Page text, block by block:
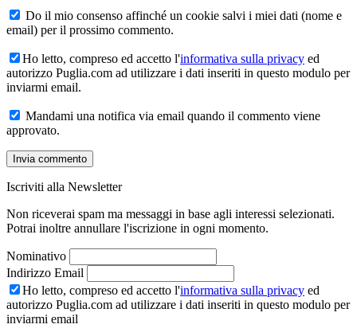
Do il mio consenso affinché un cookie salvi i miei dati (nome e
email) per il prossimo commento.
Ho letto, compreso ed accetto l'informativa sulla privacy ed
autorizzo Puglia.com ad utilizzare i dati inseriti in questo modulo per
inviarmi email.
Mandami una notifica via email quando il commento viene
approvato.
Iscriviti alla Newsletter
Non riceverai spam ma messaggi in base agli interessi selezionati.
Potrai inoltre annullare l'iscrizione in ogni momento.
Nominativo
Indirizzo Email
Ho letto, compreso ed accetto l'informativa sulla privacy ed
autorizzo Puglia.com ad utilizzare i dati inseriti in questo modulo per
inviarmi email